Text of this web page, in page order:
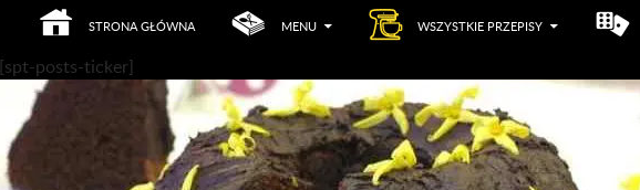
PRZEJDŹ DO TREŚCI
STRONA GŁÓWNA
MENU WSZYSTKIE PRZEPISY
[spt-posts-ticker]